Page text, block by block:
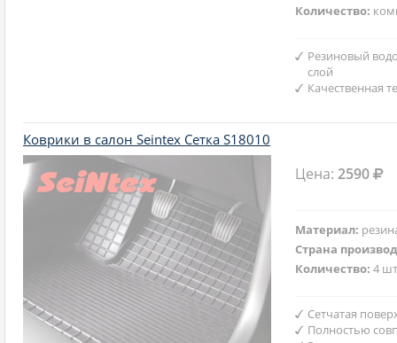
Количество:
Резиновый
слой
Качественная
Коврики в салон Seintex Сетка S18010
Цена:2590
Материал:
Страна
Количество:4
Сетчатая
Полностью